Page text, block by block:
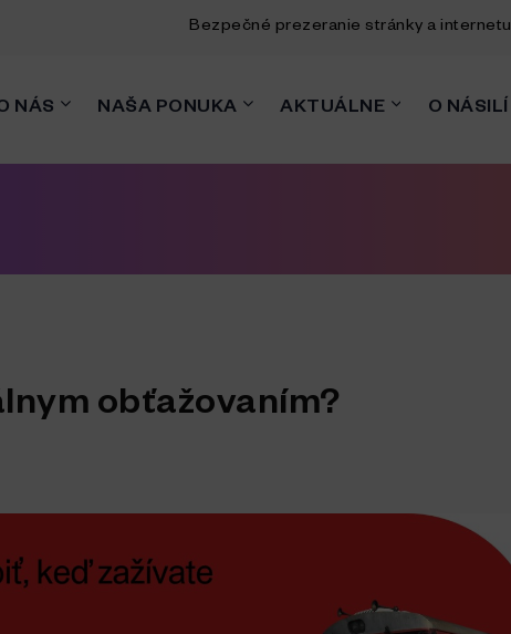
Bezpečné prezeranie stránky a internetu
NÁS NAŠA PONUKA AKTUÁLNE O NÁSILÍ
obťažovaním?